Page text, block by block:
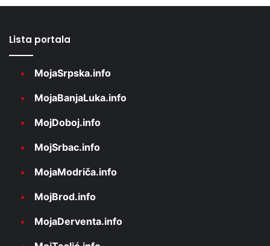
Lista portala
MojaSrpska.info
MojaBanjaLuka.info
MojDoboj.info
MojSrbac.info
MojaModriča.info
MojBrod.info
MojaDerventa.info